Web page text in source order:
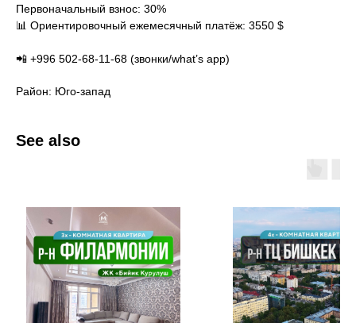
Первоначальный взнос: 30%
📊 Ориентировочный ежемесячный платёж: 3550 $
📲 +996 502-68-11-68 (звонки/what’s app)
Район: Юго-запад
See also